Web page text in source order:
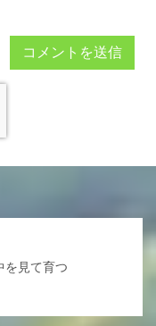
を見て育つ